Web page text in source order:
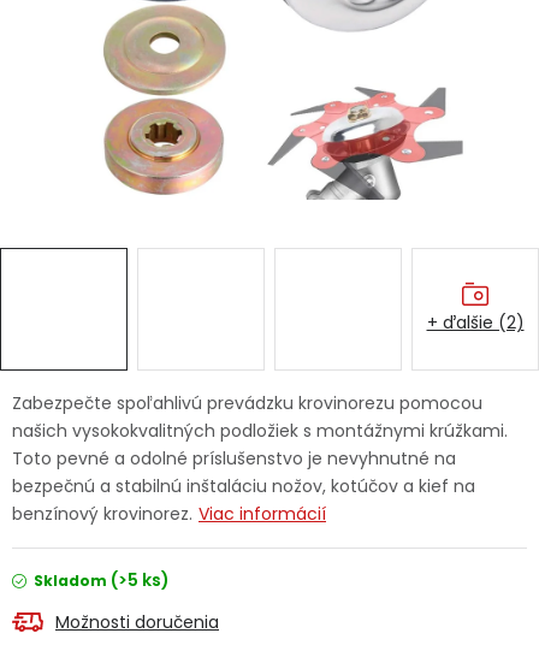
Ochranné pracovné pomôcky
Fotovoltaika
Servis náradia Hodnotenie obchodu
Doprava a platba Váš zákaznícky účet
Kontakty
Reklamačný formulár
Zabezpečte spoľahlivú prevádzku krovinorezu pomocou
našich vysokokvalitných podložiek s montážnymi krúžkami.
Toto pevné a odolné príslušenstvo je nevyhnutné na
bezpečnú a stabilnú inštaláciu nožov, kotúčov a kief na
benzínový krovinorez. Viac informácií
Skladom (>5 ks)
Možnosti doručenia
+ ďalšie (2)